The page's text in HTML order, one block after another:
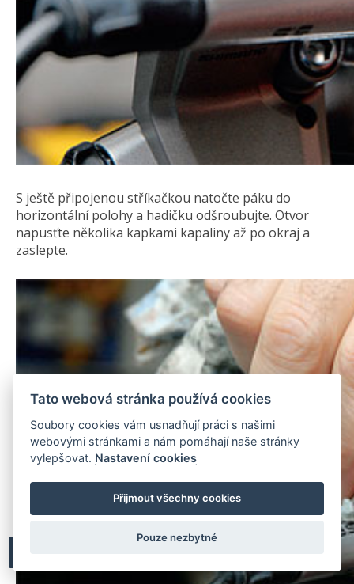
S ještě připojenou stříkačkou natočte páku do
horizontální polohy a hadičku odšroubujte. Otvor
napusťte několika kapkami kapaliny až po okraj a
zaslepte.
Tato webová stránka používá cookies
Soubory cookies vám usnadňují práci s našimi
webovými stránkami a nám pomáhají naše stránky
vylepšovat. Nastavení cookies
Přijmout všechny cookies
Pouze nezbytné